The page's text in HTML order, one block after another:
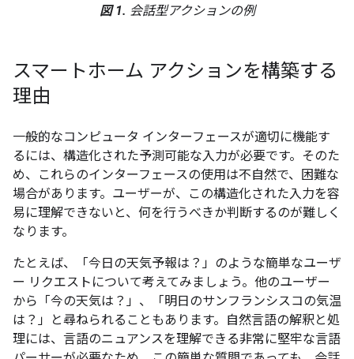
図 1. 会話型アクションの例
スマートホーム アクションを構築する
理由
一般的なコンピュータ インターフェースが適切に機能す
るには、構造化された予測可能な入力が必要です。そのた
め、これらのインターフェースの使用は不自然で、困難な
場合があります。ユーザーが、この構造化された入力を容
易に理解できないと、何を行うべきか判断するのが難しく
なります。
たとえば、「今日の天気予報は？」 のような簡単なユーザ
ー リクエストについて考えてみましょう。他のユーザー
から「今の天気は？」 、「明日のサンフランシスコの気温
は？」
と尋ねられることもあります。自然言語の解釈と処
理には、言語のニュアンスを理解できる非常に堅牢な言語